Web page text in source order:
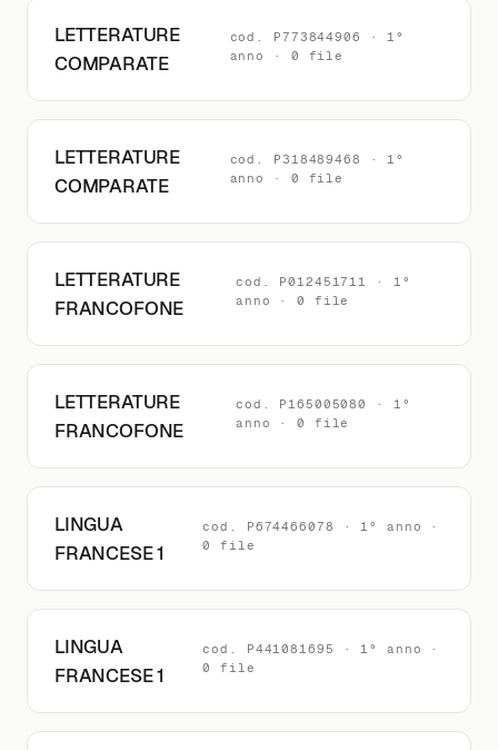
LETTERATURE
COMPARATE
cod. P773844906 · 1°
anno · 0 file
LETTERATURE
COMPARATE
cod. P318489468 · 1°
anno · 0 file
LETTERATURE
FRANCOFONE
cod. P012451711 · 1°
anno · 0 file
LETTERATURE
FRANCOFONE
cod. P165005080 · 1°
anno · 0 file
LINGUA
FRANCESE 1
cod. P674466078 · 1° anno ·
0 file
LINGUA
FRANCESE 1
cod. P441081695 · 1° anno ·
0 file